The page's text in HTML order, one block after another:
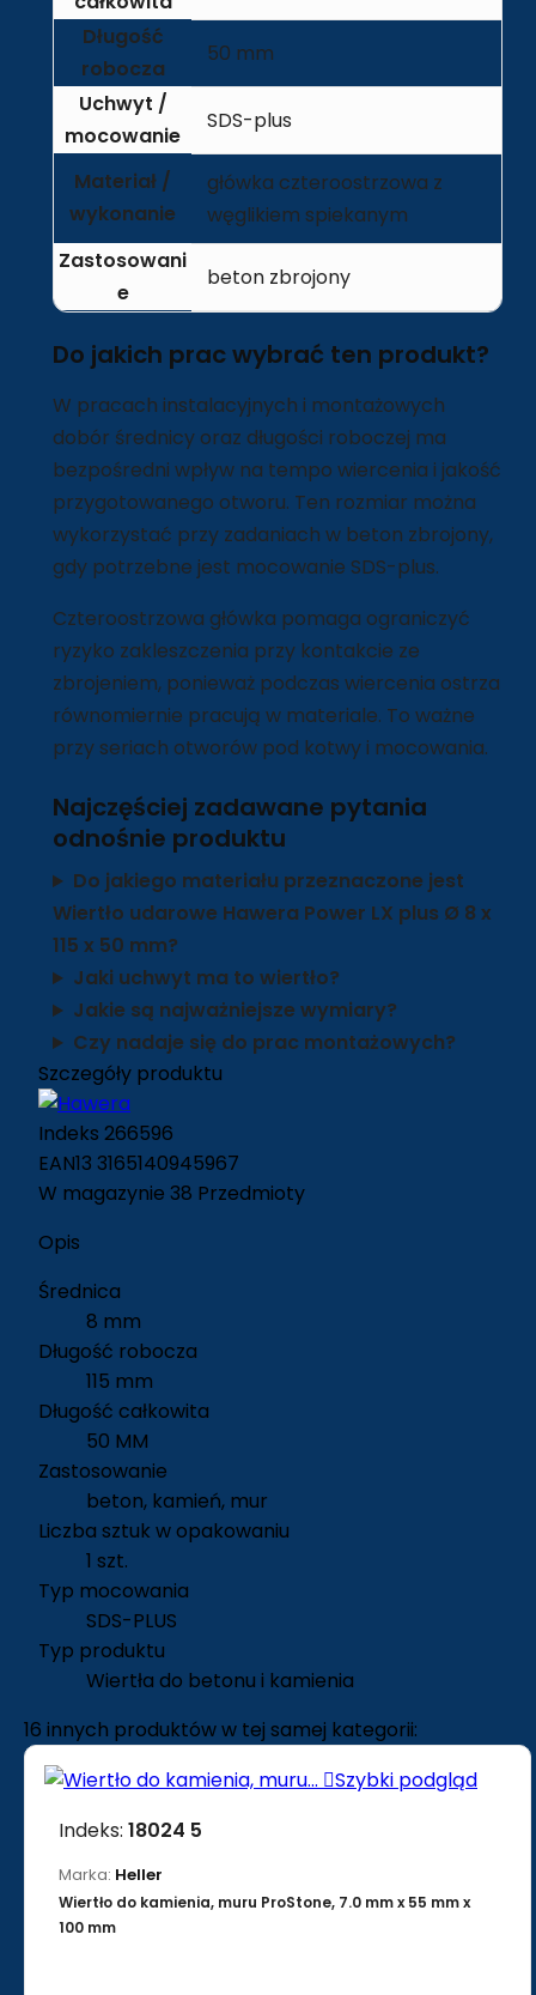
Długość
robocza
50 mm
Uchwyt /
mocowanie
SDS-plus
Materiał /
wykonanie
główka czteroostrzowa z
węglikiem spiekanym
Zastosowani
e
beton zbrojony
Do jakich prac wybrać ten produkt?
W pracach instalacyjnych i montażowych
dobór średnicy oraz długości roboczej ma
bezpośredni wpływ na tempo wiercenia i jakość
przygotowanego otworu. Ten rozmiar można
wykorzystać przy zadaniach w beton zbrojony,
gdy potrzebne jest mocowanie SDS-plus.
Czteroostrzowa główka pomaga ograniczyć
ryzyko zakleszczenia przy kontakcie ze
zbrojeniem, ponieważ podczas wiercenia ostrza
równomiernie pracują w materiale. To ważne
przy seriach otworów pod kotwy i mocowania.
Najczęściej zadawane pytania
odnośnie produktu
Do jakiego materiału przeznaczone jest
Wiertło udarowe Hawera Power LX plus Ø 8 x
115 x 50 mm?
Jaki uchwyt ma to wiertło?
Jakie są najważniejsze wymiary?
Czy nadaje się do prac montażowych?
Szczegóły produktu
Indeks 266596
EAN13 3165140945967
W magazynie 38 Przedmioty
Opis
Średnica
8 mm
Długość robocza
115 mm
Długość całkowita
50 MM
Zastosowanie
beton, kamień, mur
Liczba sztuk w opakowaniu
1 szt.
Typ mocowania
SDS-PLUS
Typ produktu
Wiertła do betonu i kamienia
16 innych produktów w tej samej kategorii:
Szybki podgląd
Indeks: 18024 5
Marka: Heller
Wiertło do kamienia, muru ProStone, 7.0 mm x 55 mm x
100 mm